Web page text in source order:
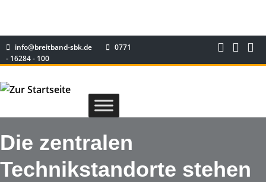
info@breitband-sbk.de
0771
- 16284 - 100
Die zentralen
Technikstandorte stehen